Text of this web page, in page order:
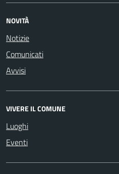
NOVITÀ
Notizie
Comunicati
Avvisi
VIVERE IL COMUNE
Luoghi
Eventi